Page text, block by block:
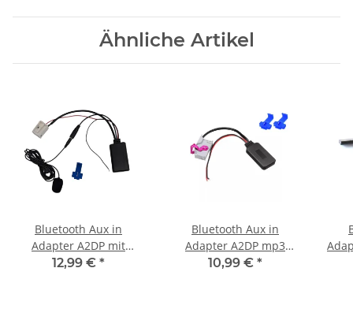
Ähnliche Artikel
Bluetooth Aux in
Adapter A2DP mit
mikrofon stream
12,99 € *
Bluetooth Aux in
Adapter A2DP mp3
musik stream passend
10,99 € *